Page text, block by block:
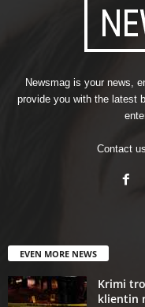
Newsmag is your news,
provide you with the latest
Contact
EVEN MORE NEWS
Krimi
klientin